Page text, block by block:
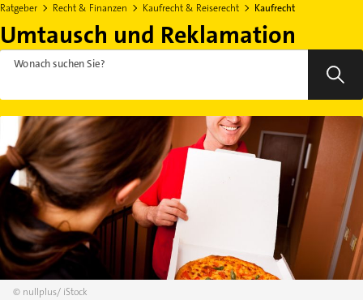
Ratgeber Recht & Finanzen Kaufrecht & Reiserecht Kaufrecht
Umtausch und Reklamation
Wonach suchen Sie?
© nullplus/ iStock